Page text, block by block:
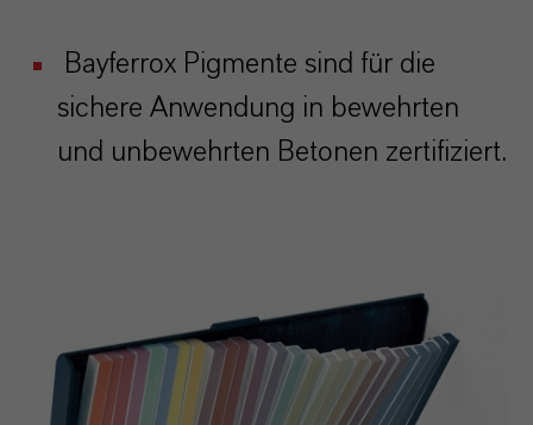
Bayferrox Pigmente sind für die
sichere Anwendung in bewehrten
und unbewehrten Betonen zertifiziert.